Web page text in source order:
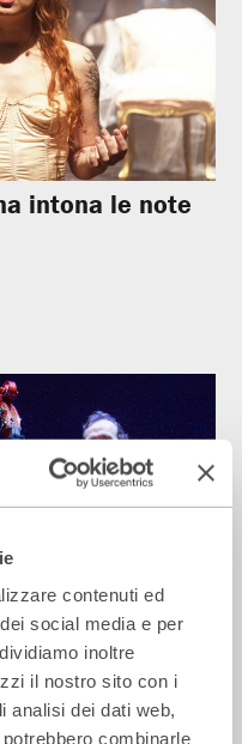
contenuti ed
social media e per
inoltre
il nostro sito con i
analisi dei dati web,
combinarle
intona le note
gli eroi di
Viviani